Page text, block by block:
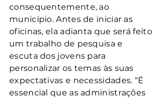
consequentemente, ao
município. Antes de iniciar as
oficinas, ela adianta que será feito
um trabalho de pesquisa e
escuta dos jovens para
personalizar os temas às suas
expectativas e necessidades. “É
essencial que as administrações